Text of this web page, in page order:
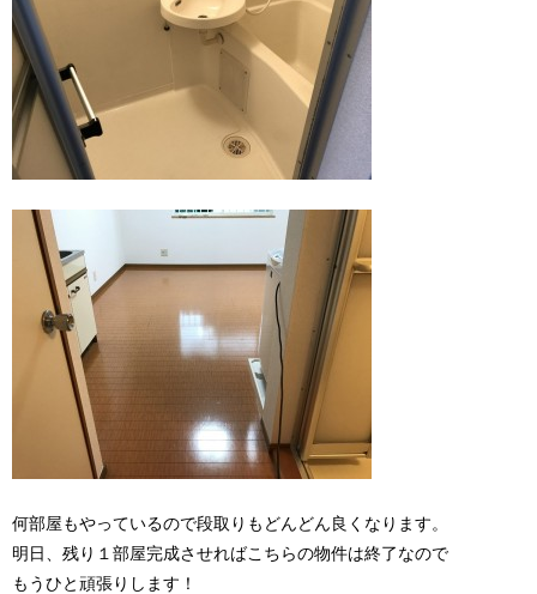
何部屋もやっているので段取りもどんどん良くなります。
明日、残り１部屋完成させればこちらの物件は終了なので
もうひと頑張りします！